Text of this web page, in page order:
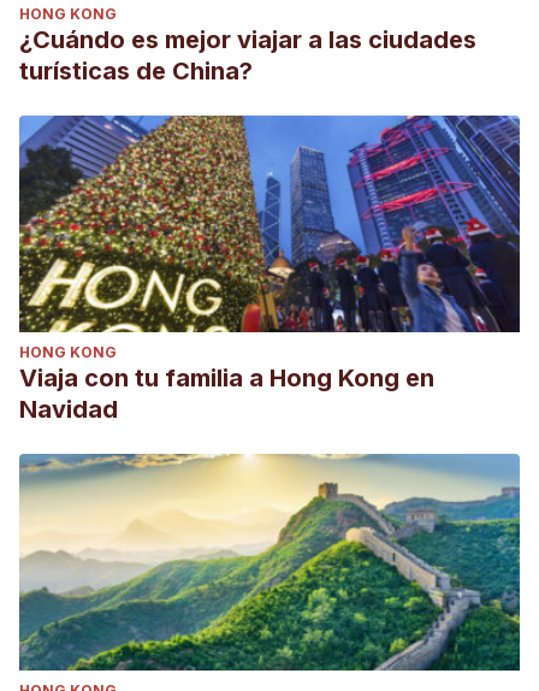
HONG KONG
¿Cuándo es mejor viajar a las ciudades
turísticas de China?
HONG KONG
Viaja con tu familia a Hong Kong en
Navidad